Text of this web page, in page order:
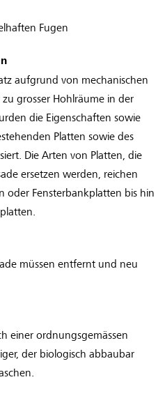
Fugen
aufgrund von mechanischen
grosser Hohlräume in der
die Eigenschaften sowie
Platten sowie des
Die Arten von Platten, die
ersetzen werden, reichen
oder Fensterbankplatten bis hin
müssen entfernt und neu
einer ordnungsgemässen
der biologisch abbaubar